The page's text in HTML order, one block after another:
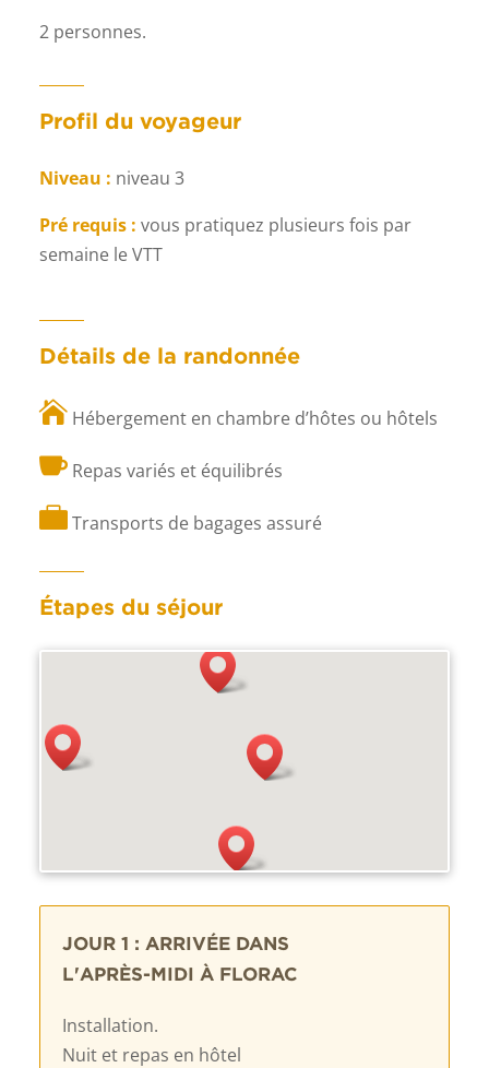
2 personnes.
Profil du voyageur
Niveau : niveau 3
Pré requis : vous pratiquez plusieurs fois par
semaine le VTT
Détails de la randonnée
Hébergement en chambre d’hôtes ou hôtels
Repas variés et équilibrés
Transports de bagages assuré
Étapes du séjour
JOUR 1 : ARRIVÉE DANS
L'APRÈS-MIDI À FLORAC
Installation.
Nuit et repas en hôtel